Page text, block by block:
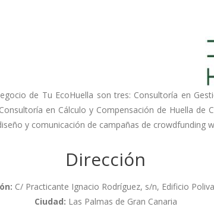
de Tu EcoHuella son tres: Consultoría en
en Cálculo y Compensación de Huella de
y comunicación de campañas de crowdfunding
Dirección
C/ Practicante Ignacio Rodríguez, s/n, Edificio
Ciudad: Las Palmas de Gran Canaria